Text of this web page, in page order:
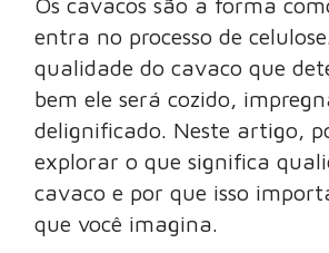
Os cavacos são a forma
entra no processo de
qualidade do cavaco que
bem ele será cozido,
delignificado. Neste artigo,
explorar o que significa
cavaco e por que isso
que você imagina.